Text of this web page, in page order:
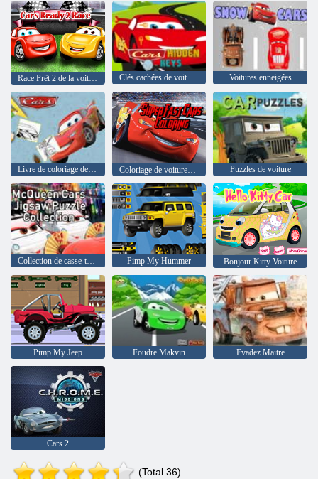
Race Prêt 2 de la voiture Clés cachées de voitures Voitures enneigées
Livre de coloriage de voitures Coloriage de voitures super rapides Puzzles de voiture
Pimp My Hummer Bonjour Kitty Voiture
Pimp My Jeep Foudre Makvin Evadez Maitre
Cars 2
(Total 36)